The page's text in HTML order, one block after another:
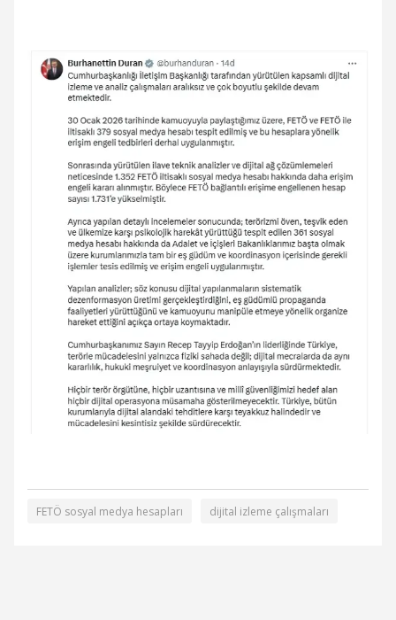
FETÖ sosyal medya hesapları dijital izleme çalışmaları